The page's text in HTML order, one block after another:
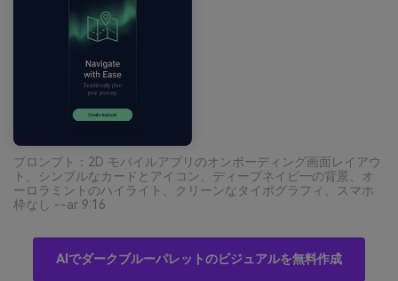
プロンプト：2D モバイルアプリのオンボーディング画面レイアウ
ト、シンプルなカードとアイコン、ディープネイビ―の背景、オ
ーロラミントのハイライト、クリーンなタイポグラフィ、スマホ
枠なし --ar 9:16
AIでダークブルーパレットのビジュアルを無料作成